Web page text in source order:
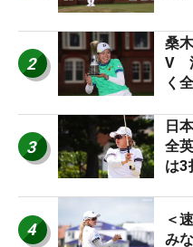
2
桑
V
く
3
日
全
は3
4
＜
み